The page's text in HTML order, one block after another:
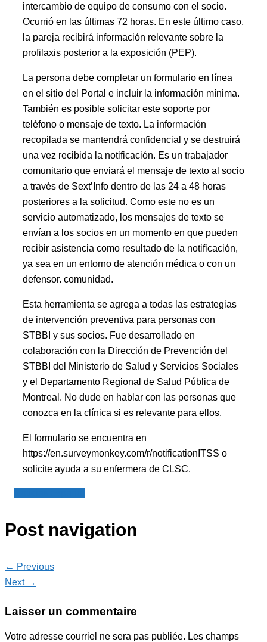
intercambio de equipo de consumo con el socio.
Ocurrió en las últimas 72 horas. En este último caso,
la pareja recibirá información relevante sobre la
profilaxis posterior a la exposición (PEP).
La persona debe completar un formulario en línea
en el sitio del Portal e incluir la información mínima.
También es posible solicitar este soporte por
teléfono o mensaje de texto. La información
recopilada se mantendrá confidencial y se destruirá
una vez recibida la notificación. Es un trabajador
comunitario que enviará el mensaje de texto al socio
a través de Sext’Info dentro de las 24 a 48 horas
posteriores a la solicitud. Como este no es un
servicio automatizado, los mensajes de texto se
envían a los socios en un momento en que pueden
recibir asistencia como resultado de la notificación,
ya sea en un entorno de atención médica o con un
defensor. comunidad.
Esta herramienta se agrega a todas las estrategias
de intervención preventiva para personas con
STBBI y sus socios. Fue desarrollado en
colaboración con la Dirección de Prevención del
STBBI del Ministerio de Salud y Servicios Sociales
y el Departamento Regional de Salud Pública de
Montreal. No dude en hablar con las personas que
conozca en la clínica si es relevante para ellos.
El formulario se encuentra en
https://en.surveymonkey.com/r/notificationITSS o
solicite ayuda a su enfermera de CLSC.
Post navigation
← Previous
Next →
Laisser un commentaire
Votre adresse courriel ne sera pas publiée. Les champs